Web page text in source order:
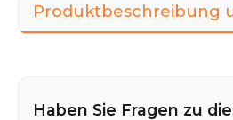
Produktbeschreibung
Haben Sie Fragen zu